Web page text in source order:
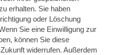
erhalten. Sie haben
oder Löschung
Sie eine Einwilligung zur
können Sie diese
widerrufen. Außerdem